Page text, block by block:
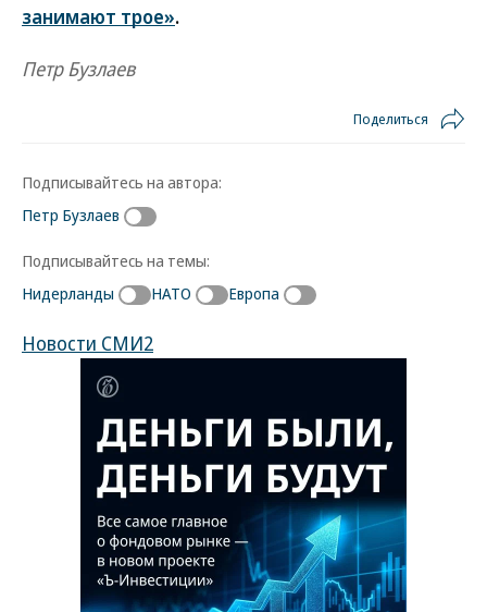
занимают трое».
Петр Бузлаев
Поделиться
Подписывайтесь на автора:
Петр Бузлаев
Подписывайтесь на темы:
Нидерланды
НАТО Европа
Новости СМИ2